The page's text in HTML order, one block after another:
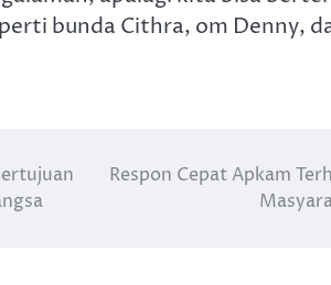
bunda Cithra, om Denny,
Respon Cepat Apkam